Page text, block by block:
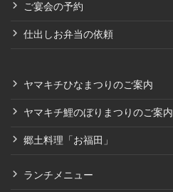
ご宴会の予約
仕出しお弁当の依頼
ヤマキチひなまつりのご案内
ヤマキチ鯉のぼりまつりのご案内
郷土料理「お福田」
ランチメニュー